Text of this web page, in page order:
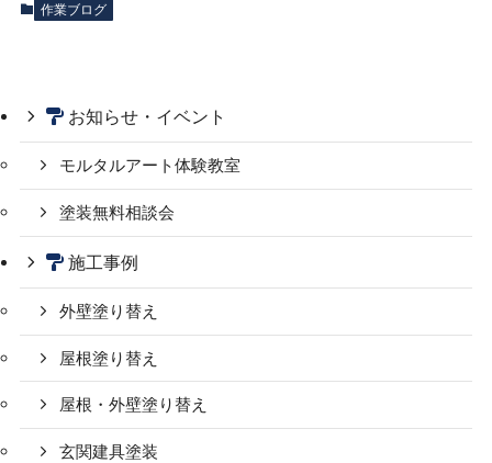
作業ブログ
お知らせ・イベント
モルタルアート体験教室
塗装無料相談会
施工事例
外壁塗り替え
屋根塗り替え
屋根・外壁塗り替え
玄関建具塗装